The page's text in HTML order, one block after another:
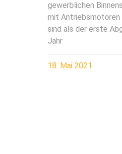
gewerblichen
mit
sind als der erste
Jahr
18. Mai 2021